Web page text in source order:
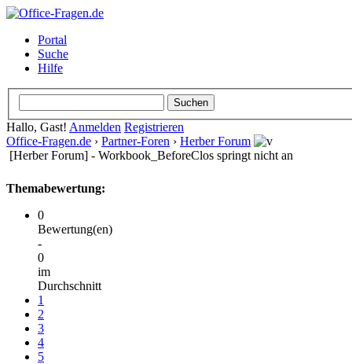
Portal
Suche
Hilfe
Hallo, Gast! Anmelden Registrieren
Office-Fragen.de › Partner-Foren › Herber Forum
[Herber Forum] - Workbook_BeforeClos springt nicht an
Themabewertung:
0
Bewertung(en)
-
0
im
Durchschnitt
1
2
3
4
5